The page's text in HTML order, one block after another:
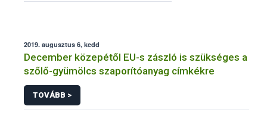
2019. augusztus 6, kedd
December közepétől EU-s zászló is szükséges a
szőlő-gyümölcs szaporítóanyag címkékre
TOVÁBB >